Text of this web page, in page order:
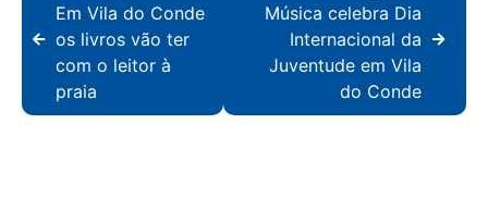
Em Vila do Conde
os livros vão ter
com o leitor à
praia
Música celebra Dia
Internacional da
Juventude em Vila
do Conde